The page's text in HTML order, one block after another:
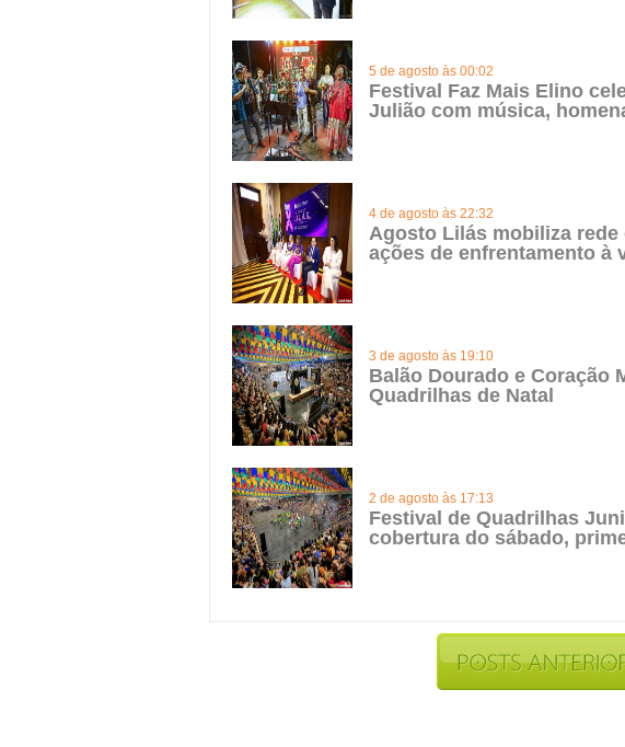
5 de agosto às 00:02
Festival Faz Mais Elino
Julião com música,
4 de agosto às 22:32
Agosto Lilás mobiliza rede
ações de enfrentamento à
3 de agosto às 19:10
Balão Dourado e Coração
Quadrilhas de Natal
2 de agosto às 17:13
Festival de Quadrilhas
cobertura do sábado,